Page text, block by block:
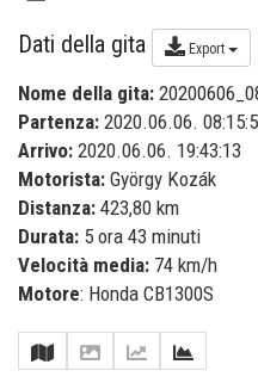
Dati della gita Export
Nome della gita:
Partenza: 2020.06.06.
Arrivo: 2020.06.06. 19:43:13
Motorista: György Kozák
Distanza: 423,80 km
Durata: 5 ora 43 minuti
Velocità media: 74 km/h
Motore: Honda CB1300S